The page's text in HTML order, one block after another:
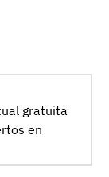
gratuita
en